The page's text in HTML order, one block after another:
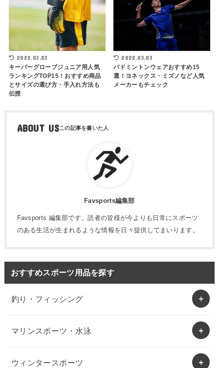
2022.03.03
キーパーグローブジュニア用人気
ランキングTOP15！おすすめ商品
とサイズの選び方・手入れ方法も
伝授
2022.03.03
バドミントンウェアおすすめ15
選！ヨネックス・ミズノなど人気
メーカーもチェック
ABOUT US
Favsports編集部
Favsports 編集部です。読者の皆様が今よりも日常にスポーツ
のある生活が生まれるような情報を日々提供してまいります。
おすすめスポーツ用品を探す
釣り・フィッシング
マリンスポーツ・水泳
ウィンタースポーツ